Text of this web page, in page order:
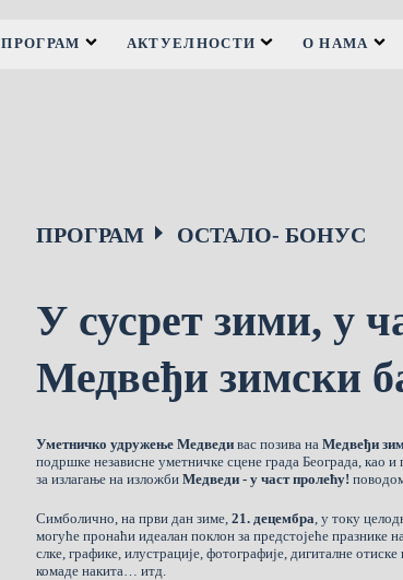
ПРОГРАМ АКТУЕЛНОСТИ О НАМА
ПРОГРАМ ОСТАЛО- БОНУС
У сусрет зими, у
Медвеђи зимски
Уметничко удружење Медведи вас позива наМедвеђи
подршке независне уметничке сцене града Београда, као
за излагање на изложбиМедведи - у част пролећу!
Симболично, на први дан зиме,21. децембра , у току
могуће пронаћи идеалан поклон за предстојеће празнике
слке, графике, илустрације, фотографије, дигиталне
комаде накита… итд.